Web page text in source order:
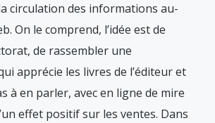
circulation des informations au-
On le comprend, l’idée est de
de rassembler une
apprécie les livres de l’éditeur et
à en parler, avec en ligne de mire
effet positif sur les ventes. Dans